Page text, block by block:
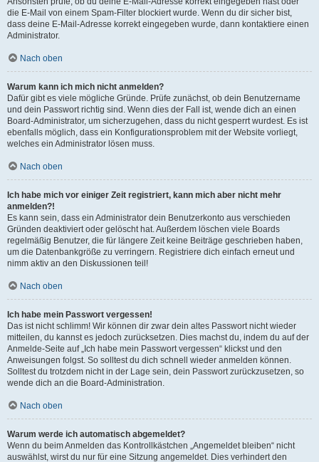
die E-Mail von einem Spam-Filter blockiert wurde. Wenn du dir sicher bist,
dass deine E-Mail-Adresse korrekt eingegeben wurde, dann kontaktiere einen
Administrator.
Nach oben
Warum kann ich mich nicht anmelden?
Dafür gibt es viele mögliche Gründe. Prüfe zunächst, ob dein Benutzername
und dein Passwort richtig sind. Wenn dies der Fall ist, wende dich an einen
Board-Administrator, um sicherzugehen, dass du nicht gesperrt wurdest. Es ist
ebenfalls möglich, dass ein Konfigurationsproblem mit der Website vorliegt,
welches ein Administrator lösen muss.
Nach oben
Ich habe mich vor einiger Zeit registriert, kann mich aber nicht mehr
anmelden?!
Es kann sein, dass ein Administrator dein Benutzerkonto aus verschieden
Gründen deaktiviert oder gelöscht hat. Außerdem löschen viele Boards
regelmäßig Benutzer, die für längere Zeit keine Beiträge geschrieben haben,
um die Datenbankgröße zu verringern. Registriere dich einfach erneut und
nimm aktiv an den Diskussionen teil!
Nach oben
Ich habe mein Passwort vergessen!
Das ist nicht schlimm! Wir können dir zwar dein altes Passwort nicht wieder
mitteilen, du kannst es jedoch zurücksetzen. Dies machst du, indem du auf der
Anmelde-Seite auf „Ich habe mein Passwort vergessen“ klickst und den
Anweisungen folgst. So solltest du dich schnell wieder anmelden können.
Solltest du trotzdem nicht in der Lage sein, dein Passwort zurückzusetzen, so
wende dich an die Board-Administration.
Nach oben
Warum werde ich automatisch abgemeldet?
Wenn du beim Anmelden das Kontrollkästchen „Angemeldet bleiben“ nicht
auswählst, wirst du nur für eine Sitzung angemeldet. Dies verhindert den